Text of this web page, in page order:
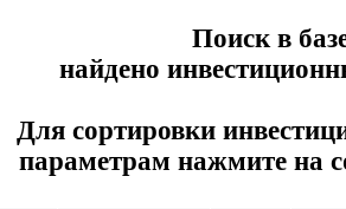
Поиск в
найдено
Для сортировки
параметрам нажмите на